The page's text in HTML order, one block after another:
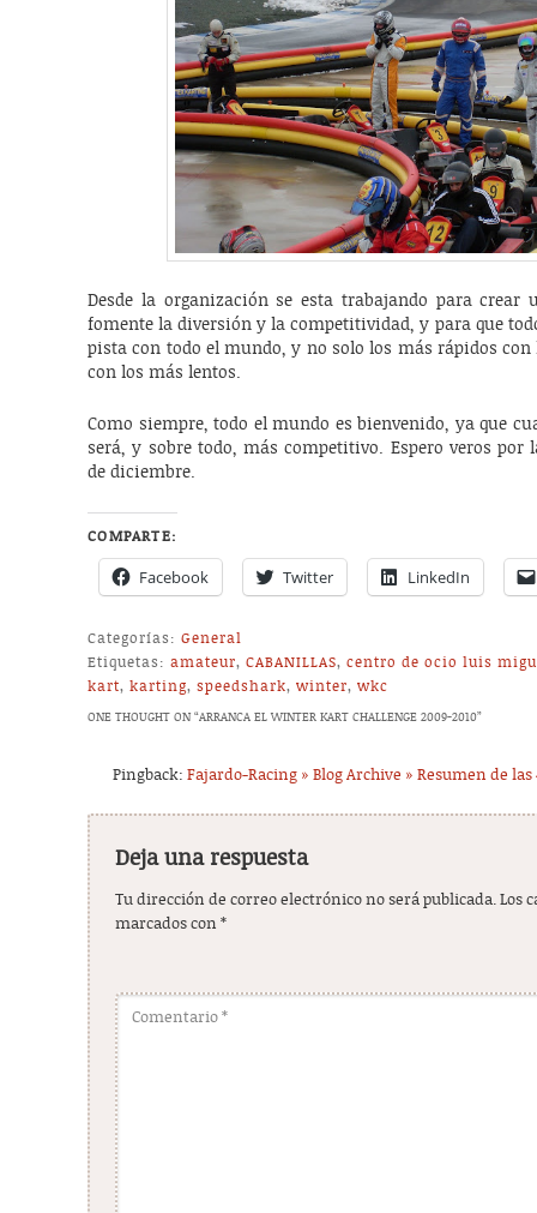
Desde la organización se esta trabajando para crear
fomente la diversión y la competitividad, y para que
pista con todo el mundo, y no solo los más rápidos
con los más lentos.
Como siempre, todo el mundo es bienvenido, ya que
será, y sobre todo, más competitivo. Espero veros por
de diciembre.
COMPARTE:
Facebook Twitter LinkedIn
Categorías: General
Etiquetas: amateur,CABANILLAS,centro de ocio luis
kart,karting,speedshark,winter,wkc
ONE THOUGHT ON “ARRANCA EL WINTER KART CHALLENGE 2009-2010”
Pingback:Fajardo-Racing » Blog Archive » Resumen de
Deja una respuesta
Tu dirección de correo electrónico no será publicada. Los
marcados con*
Comentario*